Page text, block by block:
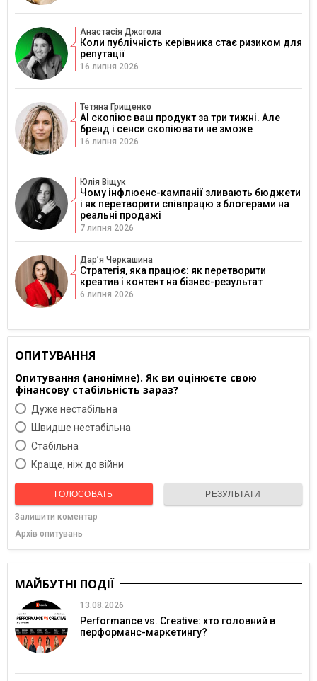
Анастасія Джогола
Коли публічність керівника стає ризиком для
репутації
16 липня 2026
Тетяна Грищенко
AI скопіює ваш продукт за три тижні. Але
бренд і сенси скопіювати не зможе
16 липня 2026
Юлія Віщук
Чому інфлюенс-кампанії зливають бюджети
і як перетворити співпрацю з блогерами на
реальні продажі
7 липня 2026
Дарʼя Черкашина
Стратегія, яка працює: як перетворити
креатив і контент на бізнес-результат
6 липня 2026
ОПИТУВАННЯ
Опитування (анонімне). Як ви оцінюєте свою
фінансову стабільність зараз?
Дуже нестабільна
Швидше нестабільна
Cтабільна
Краще, ніж до війни
ГОЛОСОВАТЬ РЕЗУЛЬТАТИ
Залишити коментар
Архів опитувань
МАЙБУТНІ ПОДІЇ
13.08.2026
Performance vs. Creative: хто головний в
перформанс-маркетингу?